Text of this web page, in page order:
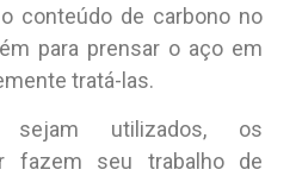
conteúdo de carbono no
para prensar o aço em
tratá-las.
utilizados, os
fazem seu trabalho de